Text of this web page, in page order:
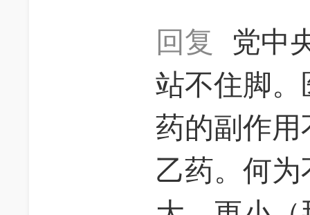
回复
党中
站不住脚
药的副作
乙药。何